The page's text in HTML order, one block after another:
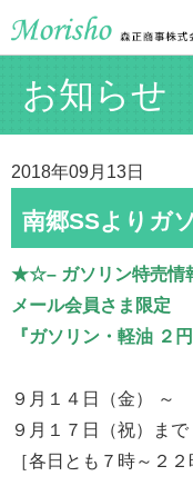
お知らせ
2018年09月13日
南郷SSよりガ
★☆– ガソリン特売
メール会員さま限定
『ガソリン・軽油 ２
９月１４日（金） ～
９月１７日（祝）まで
［各日とも７時～２２